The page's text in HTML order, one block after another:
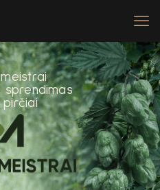
meistrai
sprendimas
pirčiai